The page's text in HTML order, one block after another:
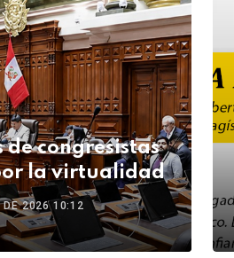
de congresistas
la virtualidad
DE 2026 10:12